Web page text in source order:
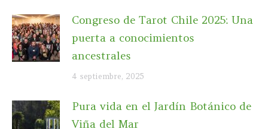
Congreso de Tarot Chile 2025: Una
puerta a conocimientos
ancestrales
4 septiembre, 2025
Pura vida en el Jardín Botánico de
Viña del Mar